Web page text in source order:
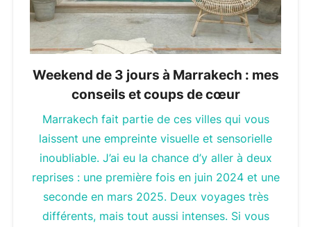
Weekend de 3 jours à Marrakech : mes
conseils et coups de cœur
Marrakech fait partie de ces villes qui vous
laissent une empreinte visuelle et sensorielle
inoubliable. J’ai eu la chance d’y aller à deux
reprises : une première fois en juin 2024 et une
seconde en mars 2025. Deux voyages très
différents, mais tout aussi intenses. Si vous